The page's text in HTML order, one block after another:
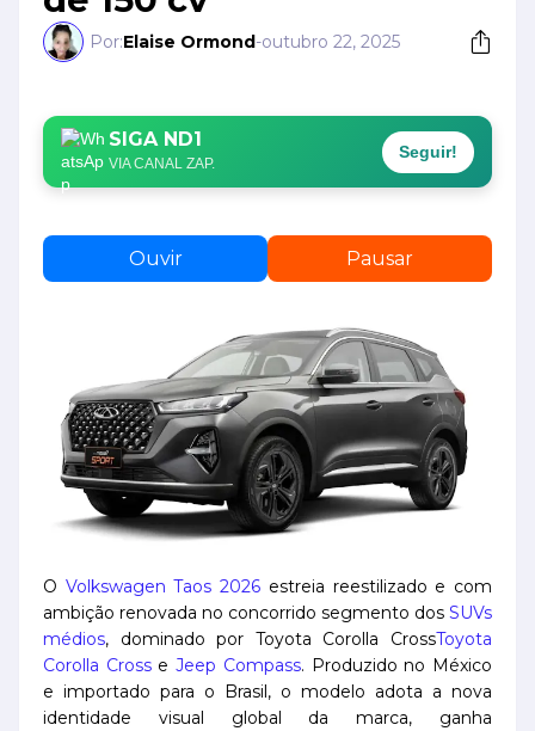
Por:Elaise Ormond-outubro 22, 2025
SIGA ND1
VIA CANAL ZAP.
Seguir!
Ouvir Pausar
O Volkswagen Taos 2026 estreia reestilizado e com
ambição renovada no concorrido segmento dos SUVs
médios, dominado por Toyota Corolla CrossToyota
Corolla CrosseJeep Compass. Produzido no México
e importado para o Brasil, o modelo adota a nova
identidade visual global da marca, ganha